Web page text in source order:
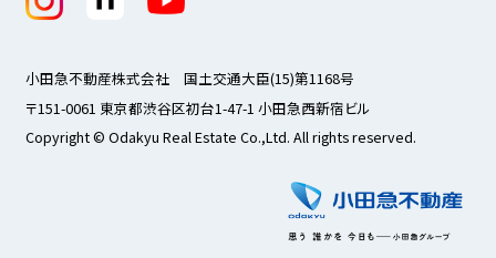
小田急不動産株式会社 国土交通大臣(15)第1168号
〒151-0061 東京都渋谷区初台1-47-1 小田急西新宿ビル
Copyright © Odakyu Real Estate Co.,Ltd. All rights reserved.